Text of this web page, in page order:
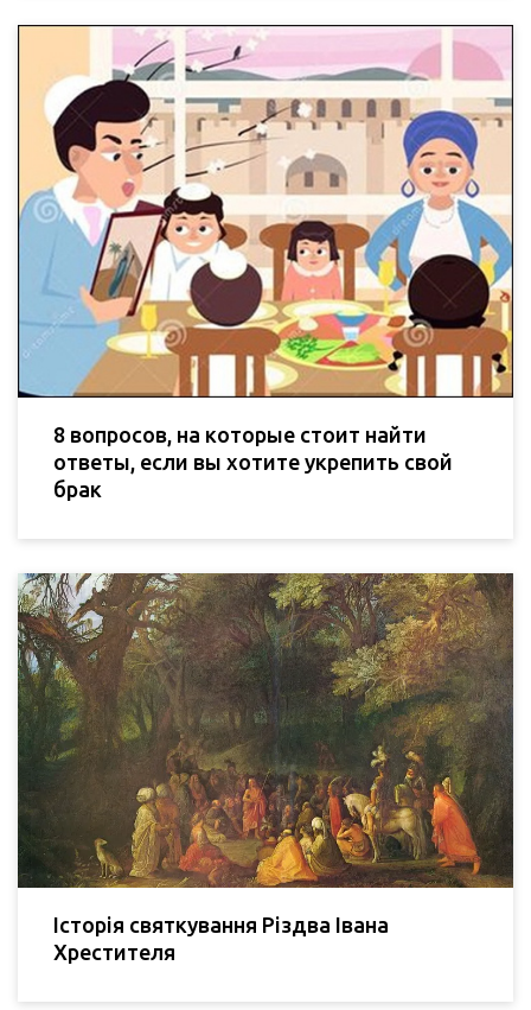
8 вопросов, на которые стоит найти
ответы, если вы хотите укрепить свой
брак
Історія святкування Різдва Івана
Хрестителя